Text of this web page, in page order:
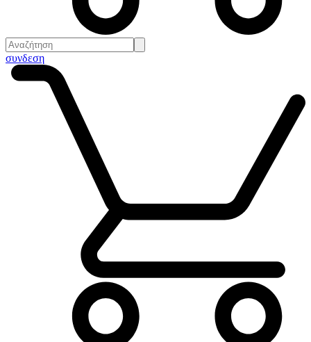
συνδεση